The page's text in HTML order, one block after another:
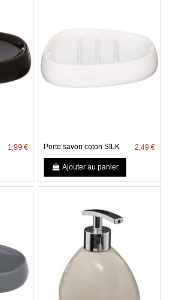
1,99 € Porte savon coton SILK 2,49 €
Ajouter au panier